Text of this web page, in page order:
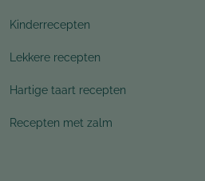
Kinderrecepten
Lekkere recepten
Hartige taart recepten
Recepten met zalm